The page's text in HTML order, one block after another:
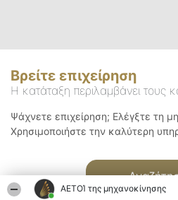
ΑΕΤΟΊ της μηχανοκίνησης
Βρείτε επιχείρηση
Η κατάταξη περιλαμβάνει τους
Ψάχνετε επιχείρηση; Ελέγξτε τη
Χρησιμοποιήστε την καλύτερη